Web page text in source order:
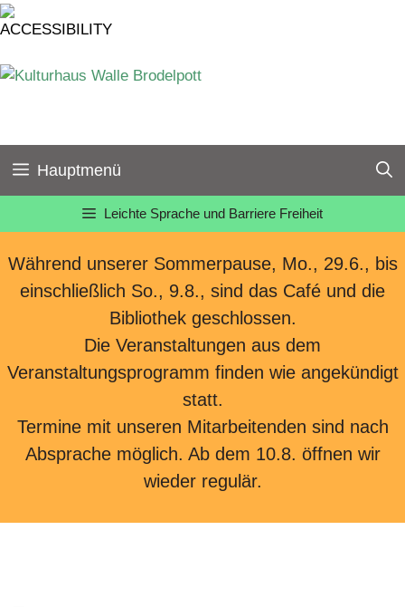
Zum
springen
Hauptmenü
Leichte Sprache und Barriere Freiheit
Während unserer Sommerpause, Mo., 29.6., bis
einschließlich So., 9.8., sind das Café und die
Bibliothek geschlossen.
Die Veranstaltungen aus dem
Veranstaltungsprogramm finden wie angekündigt
statt.
Termine mit unseren Mitarbeitenden sind nach
Absprache möglich. Ab dem 10.8. öffnen wir
wieder regulär.